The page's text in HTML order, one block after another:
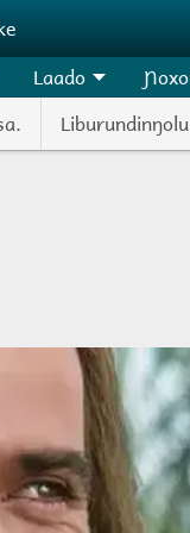
Liburundinŋolu
Laado